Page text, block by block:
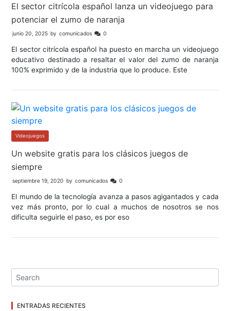
El sector citrícola español lanza un videojuego para
potenciar el zumo de naranja
junio 20, 2025 by comunicados 0
El sector citrícola español ha puesto en marcha un videojuego
educativo destinado a resaltar el valor del zumo de naranja
100% exprimido y de la industria que lo produce. Este
Videojuegos
Un website gratis para los clásicos juegos de
siempre
septiembre 19, 2020 by comunicados 0
El mundo de la tecnología avanza a pasos agigantados y cada
vez más pronto, por lo cual a muchos de nosotros se nos
dificulta seguirle el paso, es por eso
ENTRADAS RECIENTES